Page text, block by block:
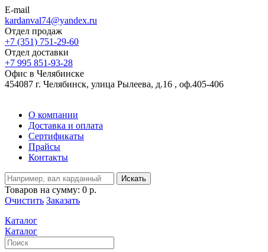
E-mail
kardanval74@yandex.ru
Отдел продаж
+7 (351) 751-29-60
Отдел доставки
+7 995 851-93-28
Офис в Челябинске
454087 г. Челябинск, улица Рылеева, д.16 , оф.405-406
О компании
Доставка и оплата
Сертификаты
Прайсы
Контакты
Искать
Товаров на сумму: 0 р.
Очистить Заказать
Каталог
Каталог